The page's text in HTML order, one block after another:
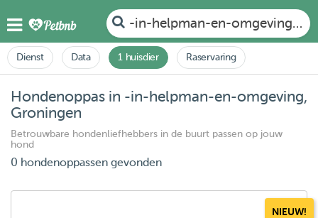
-in-helpman-en-omgeving,
Dienst Data 1 huisdier Raservaring
Hondenoppas in -in-helpman-en-omgeving,
Groningen
Betrouwbare hondenliefhebbers in de buurt passen op jouw
hond
0 hondenoppassen gevonden
NIEUW!